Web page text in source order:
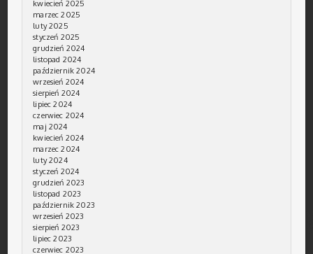
kwiecień 2025
marzec 2025
luty 2025
styczeń 2025
grudzień 2024
listopad 2024
październik 2024
wrzesień 2024
sierpień 2024
lipiec 2024
czerwiec 2024
maj 2024
kwiecień 2024
marzec 2024
luty 2024
styczeń 2024
grudzień 2023
listopad 2023
październik 2023
wrzesień 2023
sierpień 2023
lipiec 2023
czerwiec 2023